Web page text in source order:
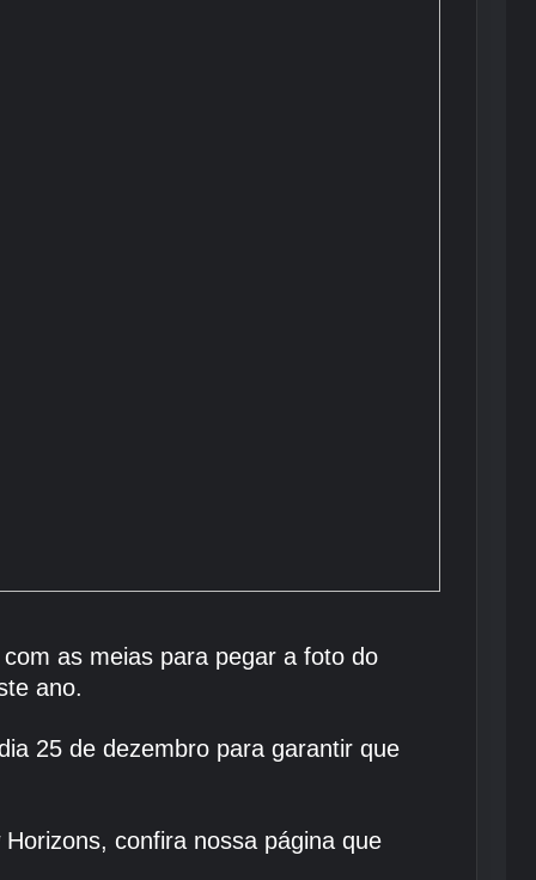
as meias para pegar a foto do
ano.
25 de dezembro para garantir que
confira nossa página que